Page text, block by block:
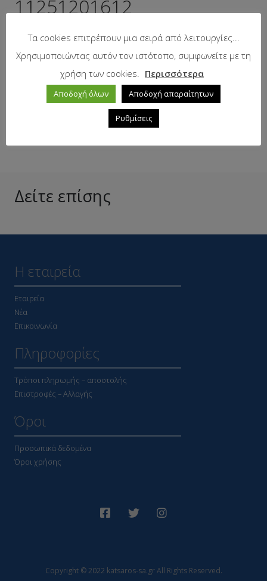
11251201612
Κωδικός προϊόντος: 17-118
Προτεινόμενη λιανική τιμή:9.47 €
Σε απόθεμα
Δείτε επίσης
Η εταιρεία
Εταιρεία
Νέα
Επικοινωνία
Πληροφορίες
Τρόποι πληρωμής – αποστολής
Επιστροφές – Αλλαγής
Όροι
Προσωπικά δεδομένα
Όροι χρήσης
Copyright © 2022 katsaros-sa.gr All Rights Reserved.
Τα cookies επιτρέπουν μια σειρά από λειτουργίες...
Χρησιμοποιώντας αυτόν τον ιστότοπο, συμφωνείτε με τη
χρήση των cookies.
Περισσότερα
Αποδοχή όλων Αποδοχή απαραίτητων
Ρυθμίσεις